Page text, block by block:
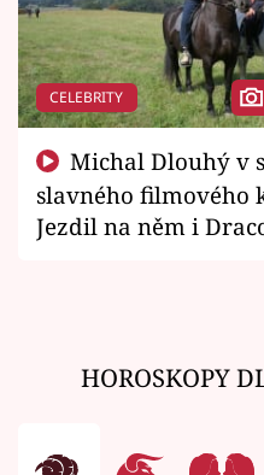
CELEBRITY
slavného filmového
Jezdil na něm i
HOROSKOPY